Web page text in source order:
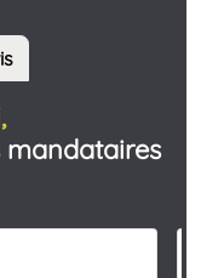
mandataires